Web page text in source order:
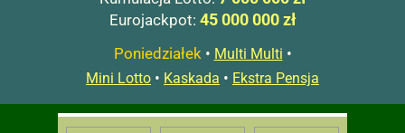
Eurojackpot: 45 000 000 zł
Poniedziałek• Multi Multi •
Mini Lotto • Kaskada • Ekstra Pensja